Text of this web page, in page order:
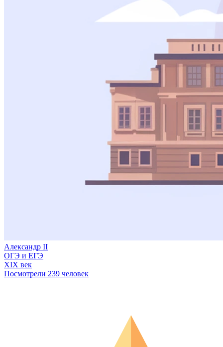
Александр II
ОГЭ и ЕГЭ
XIX век
Посмотрели 239 человек